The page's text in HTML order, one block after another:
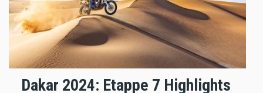
Dakar 2024: Etappe 7 Highlights